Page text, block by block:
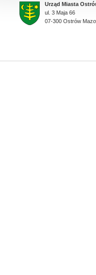
Urząd Miasta
ul. 3 Maja 66
07-300 Ostrów